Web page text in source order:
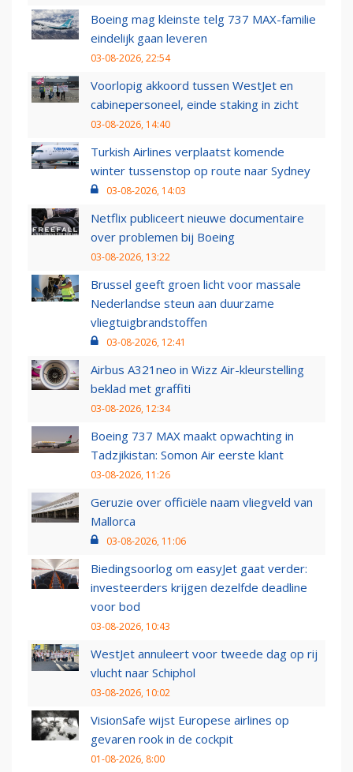
Boeing mag kleinste telg 737 MAX-familie
eindelijk gaan leveren
03-08-2026, 22:54
Voorlopig akkoord tussen WestJet en
cabinepersoneel, einde staking in zicht
03-08-2026, 14:40
Turkish Airlines verplaatst komende
winter tussenstop op route naar Sydney
03-08-2026, 14:03
Netflix publiceert nieuwe documentaire
over problemen bij Boeing
03-08-2026, 13:22
Brussel geeft groen licht voor massale
Nederlandse steun aan duurzame
vliegtuigbrandstoffen
03-08-2026, 12:41
Airbus A321neo in Wizz Air-kleurstelling
beklad met graffiti
03-08-2026, 12:34
Boeing 737 MAX maakt opwachting in
Tadzjikistan: Somon Air eerste klant
03-08-2026, 11:26
Geruzie over officiële naam vliegveld van
Mallorca
03-08-2026, 11:06
Biedingsoorlog om easyJet gaat verder:
investeerders krijgen dezelfde deadline
voor bod
03-08-2026, 10:43
WestJet annuleert voor tweede dag op rij
vlucht naar Schiphol
03-08-2026, 10:02
VisionSafe wijst Europese airlines op
gevaren rook in de cockpit
01-08-2026, 8:00